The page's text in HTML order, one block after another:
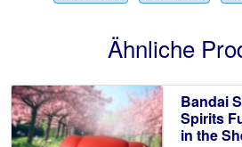
Ähnliche
Bandai
Spirits
in the